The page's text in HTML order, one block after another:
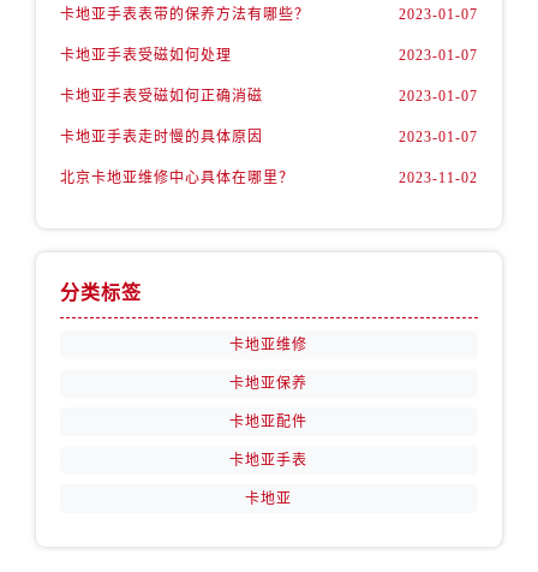
卡地亚手表表带的保养方法有哪些？ 2023-01-07
卡地亚手表受磁如何处理 2023-01-07
卡地亚手表受磁如何正确消磁 2023-01-07
卡地亚手表走时慢的具体原因 2023-01-07
北京卡地亚维修中心具体在哪里？ 2023-11-02
分类标签
卡地亚维修
卡地亚保养
卡地亚配件
卡地亚手表
卡地亚